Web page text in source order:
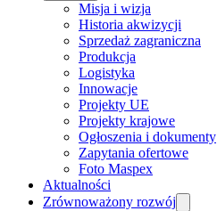
Misja i wizja
Historia akwizycji
Sprzedaż zagraniczna
Produkcja
Logistyka
Innowacje
Projekty UE
Projekty krajowe
Ogłoszenia i dokumenty
Zapytania ofertowe
Foto Maspex
Aktualności
Zrównoważony rozwój